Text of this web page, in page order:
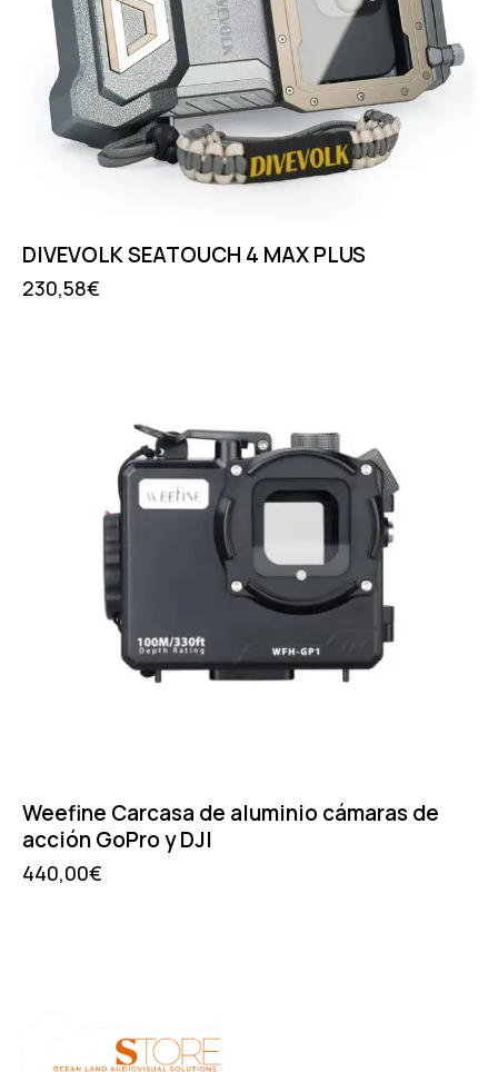
DIVEVOLK SEATOUCH 4 MAX PLUS
230,58€
Weefine Carcasa de aluminio cámaras de
acción GoPro y DJI
440,00€